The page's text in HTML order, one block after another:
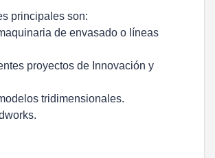
principales son:
de envasado o líneas
proyectos de Innovación y
tridimensionales.